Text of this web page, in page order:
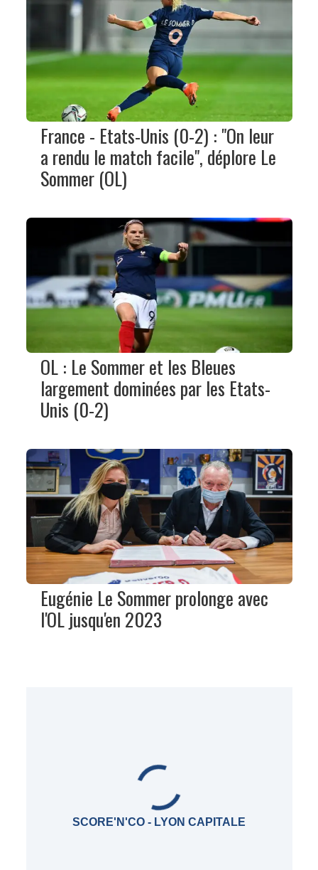
France - Etats-Unis (0-2) : "On leur
a rendu le match facile", déplore Le
Sommer (OL)
OL : Le Sommer et les Bleues
largement dominées par les Etats-
Unis (0-2)
Eugénie Le Sommer prolonge avec
l'OL jusqu'en 2023
SCORE'N'CO - LYON CAPITALE